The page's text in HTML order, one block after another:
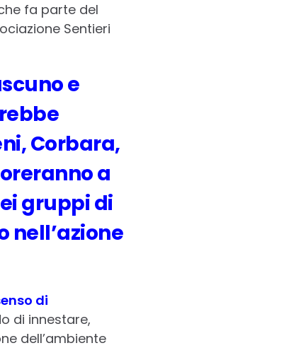
fa parte del
Sentieri
e
Corbara,
a
gruppi di
nell’azione
di
di innestare,
dell’ambiente